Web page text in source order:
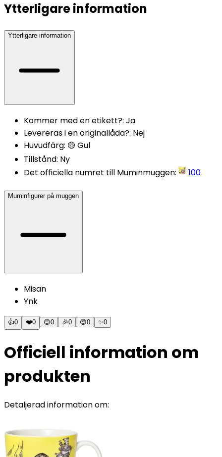
Ytterligare information
Ytterligare information
Kommer med en etikett?: Ja
Levereras i en originallåda?: Nej
Huvudfärg: 🟡 Gul
Tillstånd: Ny
Det officiella numret till Muminmuggen: 100
Muminfigurer på muggen
Misan
Ynk
👍0 ❤️0 😊0 🎉0 😍0 ✨0
Officiell information om
produkten
Detaljerad information om: